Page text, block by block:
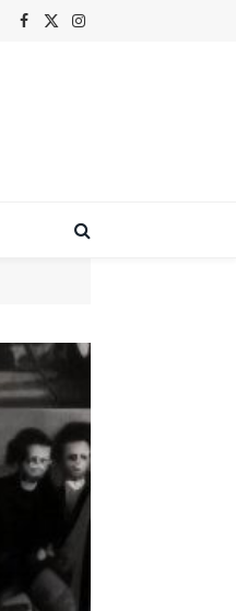
Facebook
X
Instagram